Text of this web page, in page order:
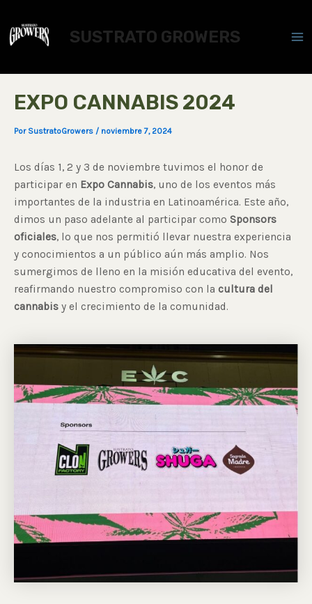
contenido
SUSTRATO GROWERS
EXPO CANNABIS 2024
Por SustratoGrowers / noviembre 7, 2024
Los días 1, 2 y 3 de noviembre tuvimos el honor de
participar en Expo Cannabis, uno de los eventos más
importantes de la industria en Latinoamérica. Este año,
dimos un paso adelante al participar como Sponsors
oficiales, lo que nos permitió llevar nuestra experiencia
y conocimientos a un público aún más amplio. Nos
sumergimos de lleno en la misión educativa del evento,
reafirmando nuestro compromiso con la cultura del
cannabis y el crecimiento de la comunidad.
navigation